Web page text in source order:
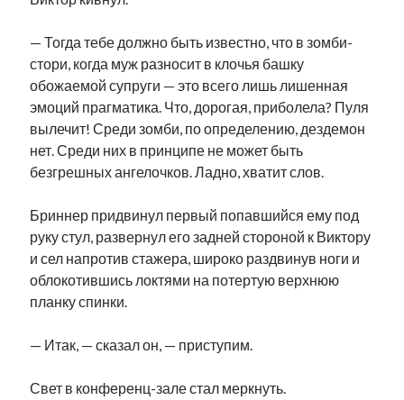
— Тогда тебе должно быть известно, что в зомби-
стори, когда муж разносит в клочья башку
обожаемой супруги — это всего лишь лишенная
эмоций прагматика. Что, дорогая, приболела? Пуля
вылечит! Среди зомби, по определению, дездемон
нет. Среди них в принципе не может быть
безгрешных ангелочков. Ладно, хватит слов.
Бриннер придвинул первый попавшийся ему под
руку стул, развернул его задней стороной к Виктору
и сел напротив стажера, широко раздвинув ноги и
облокотившись локтями на потертую верхнюю
планку спинки.
— Итак, — сказал он, — приступим.
Свет в конференц-зале стал меркнуть.